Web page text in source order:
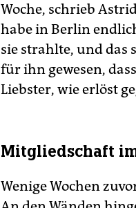
Woche, schrieb
habe in Berlin
sie strahlte, und das
für ihn gewesen,
Liebster, wie erlöst
Mitgliedschaft
Wenige Wochen